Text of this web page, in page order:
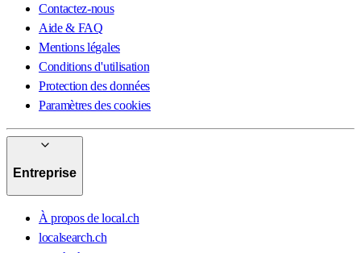
Contactez-nous
Aide & FAQ
Mentions légales
Conditions d'utilisation
Protection des données
Paramètres des cookies
Entreprise
À propos de local.ch
localsearch.ch